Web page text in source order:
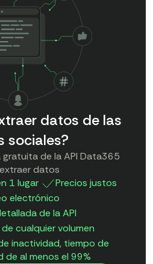
datos de las
sociales?
de la API Data365
datos
1 lugar
Precios justos
electrónico
de la API
cualquier volumen
inactividad, tiempo de
de al menos el 99%